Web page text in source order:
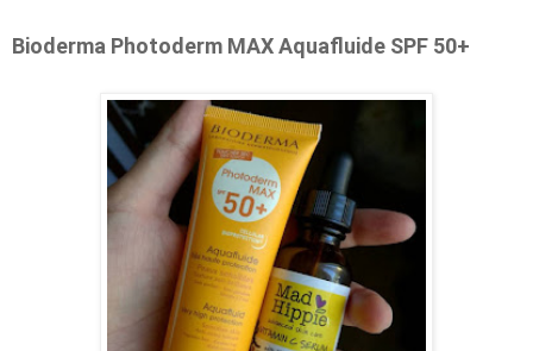
Bioderma Photoderm MAX Aquafluide SPF 50+